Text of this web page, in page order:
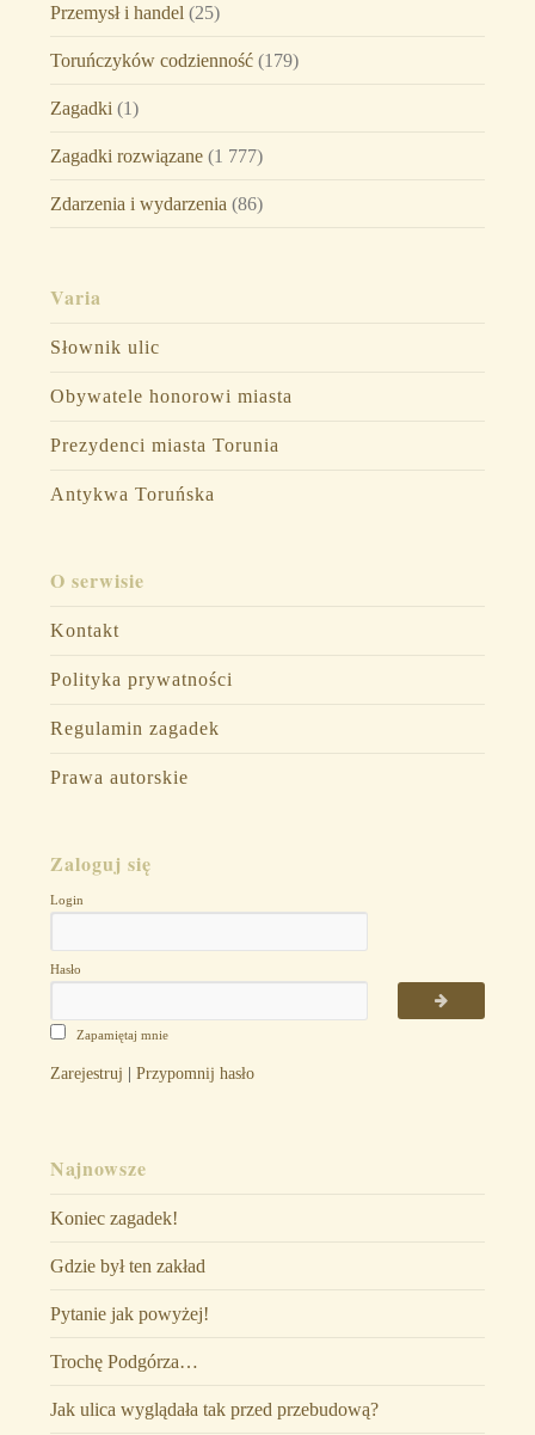
Przemysł i handel (25)
Toruńczyków codzienność(179)
Zagadki (1)
Zagadki rozwiązane(1 777)
Zdarzenia i wydarzenia (86)
Varia
Słownik ulic
Obywatele honorowi miasta
Prezydenci miasta Torunia
Antykwa Toruńska
O serwisie
Kontakt
Polityka prywatności
Regulamin zagadek
Prawa autorskie
Zaloguj się
Login
Hasło
Zapamiętaj mnie
Zarejestruj | Przypomnij hasło
Najnowsze
Koniec zagadek!
Gdzie był ten zakład
Pytanie jak powyżej!
Trochę Podgórza…
Jak ulica wyglądała tak przed przebudową?